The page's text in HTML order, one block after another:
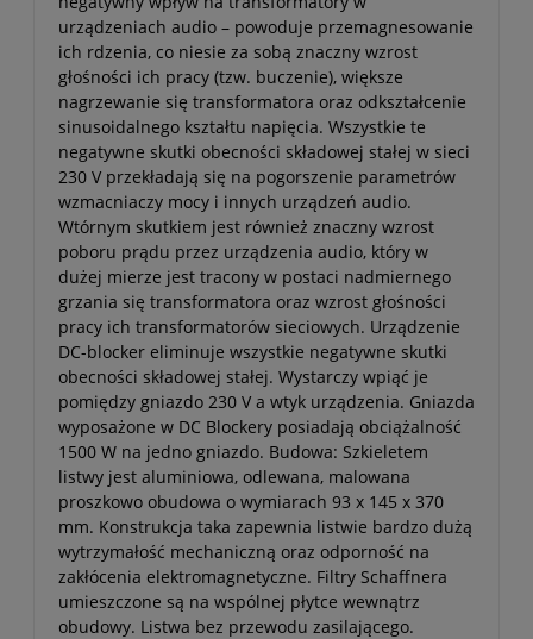
urządzeniach audio – powoduje przemagnesowanie
ich rdzenia, co niesie za sobą znaczny wzrost
głośności ich pracy (tzw. buczenie), większe
nagrzewanie się transformatora oraz odkształcenie
sinusoidalnego kształtu napięcia. Wszystkie te
negatywne skutki obecności składowej stałej w sieci
230 V przekładają się na pogorszenie parametrów
wzmacniaczy mocy i innych urządzeń audio.
Wtórnym skutkiem jest również znaczny wzrost
poboru prądu przez urządzenia audio, który w
dużej mierze jest tracony w postaci nadmiernego
grzania się transformatora oraz wzrost głośności
pracy ich transformatorów sieciowych. Urządzenie
DC-blocker eliminuje wszystkie negatywne skutki
obecności składowej stałej. Wystarczy wpiąć je
pomiędzy gniazdo 230 V a wtyk urządzenia. Gniazda
wyposażone w DC Blockery posiadają obciążalność
1500 W na jedno gniazdo. Budowa: Szkieletem
listwy jest aluminiowa, odlewana, malowana
proszkowo obudowa o wymiarach 93 x 145 x 370
mm. Konstrukcja taka zapewnia listwie bardzo dużą
wytrzymałość mechaniczną oraz odporność na
zakłócenia elektromagnetyczne. Filtry Schaffnera
umieszczone są na wspólnej płytce wewnątrz
obudowy. Listwa bez przewodu zasilającego.